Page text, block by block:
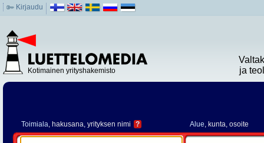
Kirjaudu
Kotimainen yrityshakemisto
ja
Toimiala, hakusana, yrityksen nimi ? Alue, kunta, osoite